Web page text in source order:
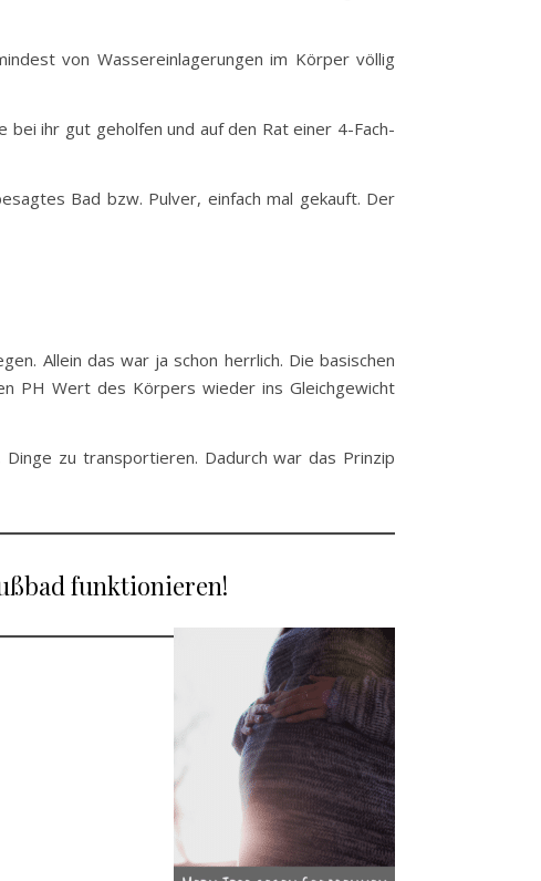
von Wassereinlagerungen im Körper völlig
bei ihr gut geholfen und auf den Rat einer 4-Fach-
Bad bzw. Pulver, einfach mal gekauft. Der
Allein das war ja schon herrlich. Die basischen
PH Wert des Körpers wieder ins Gleichgewicht
zu transportieren. Dadurch war das Prinzip
funktionieren!